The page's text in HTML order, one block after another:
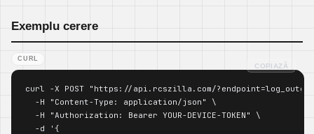
Exemplu cerere
CURL
curl -X POST "https://api.rcszilla.com/
  -H "Content-Type: application/json" \
  -H "Authorization: Bearer YOUR-DEVICE-TOKEN" \
  -d '{
COPIAZĂ